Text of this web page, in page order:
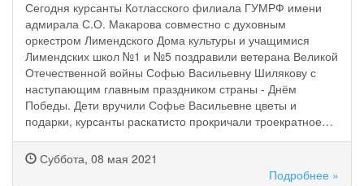
Сегодня курсанты Котласского филиала ГУМРФ имени
адмирала С.О. Макарова совместно с духовным
оркестром Лимендского Дома культуры и учащимися
Лимендских школ №1 и №5 поздравили ветерана Великой
Отечественной войны Софью Васильевну Шилякову с
наступающим главным праздником страны - Днём
Победы. Дети вручили Софье Васильевне цветы и
подарки, курсанты раскатисто прокричали троекратное…
Суббота, 08 мая 2021
Подробнее »